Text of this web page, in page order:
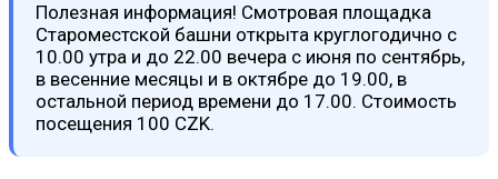
Полезная информация! Смотровая площадка
Староместской башни открыта круглогодично с
10.00 утра и до 22.00 вечера с июня по сентябрь,
в весенние месяцы и в октябре до 19.00, в
остальной период времени до 17.00. Стоимость
посещения 100 CZK.